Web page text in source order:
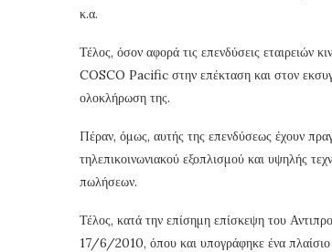
κ.α.
Τέλος, όσον αφορά τις επενδύσεις εταιρειών
COSCO Pacific στην επέκταση και στον
ολοκλήρωση της.
Πέραν, όμως, αυτής της επενδύσεως έχουν
τηλεπικοινωνιακού εξοπλισμού και υψηλής
πωλήσεων.
Τέλος, κατά την επίσημη επίσκεψη του
17/6/2010, όπου και υπογράφηκε ένα